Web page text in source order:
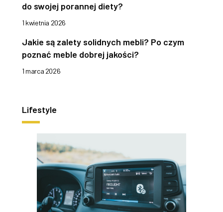
do swojej porannej diety?
1 kwietnia 2026
Jakie są zalety solidnych mebli? Po czym
poznać meble dobrej jakości?
1 marca 2026
Lifestyle